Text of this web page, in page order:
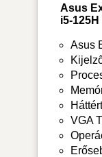
Asus
i5-
Asus
VGA